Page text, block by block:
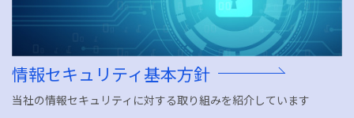
一般ビル・マンション トンネル照明・道路照明
情報セキュリティ基本方針
当社の情報セキュリティに対する取り組みを紹介しています